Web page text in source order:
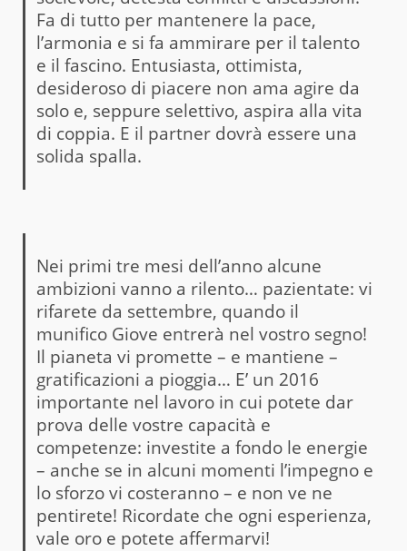
Fa di tutto per mantenere la pace,
l’armonia e si fa ammirare per il talento
e il fascino. Entusiasta, ottimista,
desideroso di piacere non ama agire da
solo e, seppure selettivo, aspira alla vita
di coppia. E il partner dovrà essere una
solida spalla.
Nei primi tre mesi dell’anno alcune
ambizioni vanno a rilento… pazientate: vi
rifarete da settembre, quando il
munifico Giove entrerà nel vostro segno!
Il pianeta vi promette – e mantiene –
gratificazioni a pioggia… E’ un 2016
importante nel lavoro in cui potete dar
prova delle vostre capacità e
competenze: investite a fondo le energie
– anche se in alcuni momenti l’impegno e
lo sforzo vi costeranno – e non ve ne
pentirete! Ricordate che ogni esperienza,
vale oro e potete affermarvi!